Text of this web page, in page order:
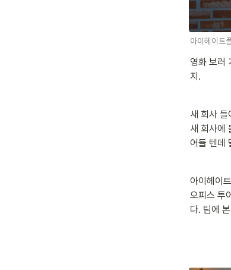
아이헤이트
영화 보러
지.
새 회사
새 회사에
어들 텐데
아이헤이
오피스 투
다. 팀에